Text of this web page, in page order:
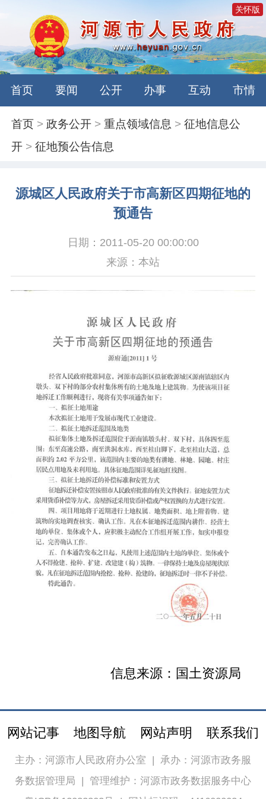
关怀版
首页 要闻 公开 办事 互动 市情
首页 >政务公开 >重点领域信息 >征地信息公
开 >征地预公告信息
源城区人民政府关于市高新区四期征地的
预通告
日期：2011-05-20 00:00:00
来源：本站
信息来源：国土资源局
网站记事 地图导航 网站声明 联系我们
主办：河源市人民政府办公室
承办：河源市政务服
务数据管理局
管理维护：河源市政务数据服务中心